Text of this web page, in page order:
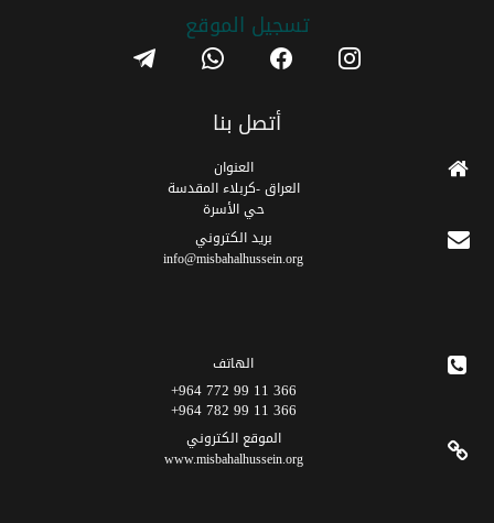
تسجیل الموقع instagram
facebook
whatsapp
telegram
أتصل بنا
العنوان
العراق -كربلاء المقدسة
حي الأسرة
برید الکتروني
info@misbahalhussein.org
الهاتف
366 11 99 772 964+
366 11 99 782 964+
الموقع الکتروني
www.misbahalhussein.org